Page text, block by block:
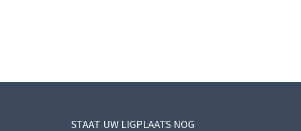
STAAT UW LIGPLAATS NOG